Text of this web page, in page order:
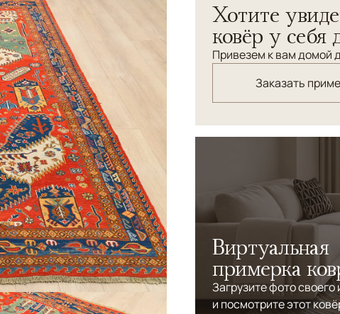
символизирующим
способом в Пакистане по
Хотите
ковёр у себя
Привезем к вам домой
Заказать
Виртуальная
примерка
Загрузите фото своего
и посмотрите этот